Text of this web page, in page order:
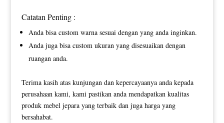
Catatan Penting :
Anda bisa custom warna sesuai dengan yang anda inginkan.
Anda juga bisa custom ukuran yang disesuaikan dengan
ruangan anda.
Terima kasih atas kunjungan dan kepercayaanya anda kepada
perusahaan kami, kami pastikan anda mendapatkan kualitas
produk mebel jepara yang terbaik dan juga harga yang
bersahabat.